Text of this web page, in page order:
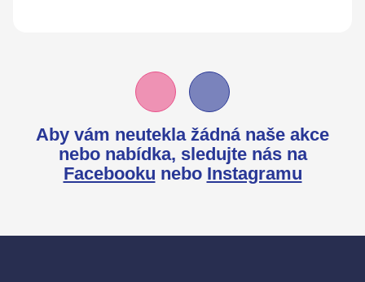
Aby vám neutekla žádná naše akce
nebo nabídka, sledujte nás na
Facebooku nebo Instagramu